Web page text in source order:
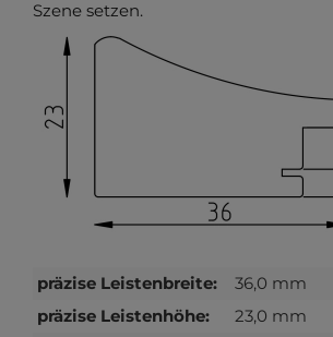
Szene setzen.
präzise Leistenbreite:
36,0 mm
präzise Leistenhöhe:
23,0 mm